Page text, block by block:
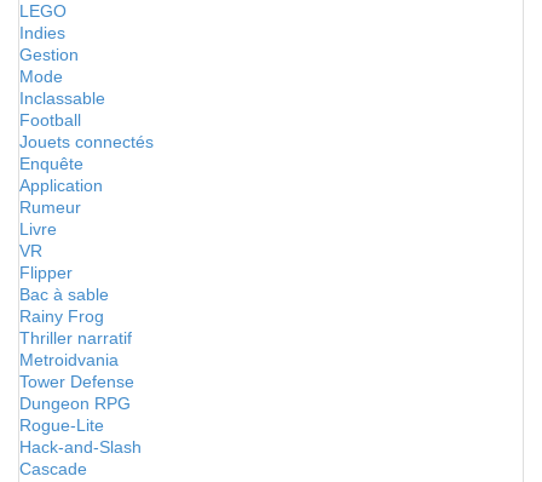
LEGO
Indies
Gestion
Mode
Inclassable
Football
Jouets connectés
Enquête
Application
Rumeur
Livre
VR
Flipper
Bac à sable
Rainy Frog
Thriller narratif
Metroidvania
Tower Defense
Dungeon RPG
Rogue-Lite
Hack-and-Slash
Cascade